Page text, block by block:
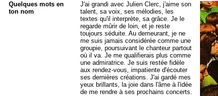
Quelques mots en
ton nom
J'ai grandi avec Julien Clerc, j'aime son
talent, sa voix, ses mélodies, les
textes qu'il interprète, sa grâce. Je le
regarde mûrir de loin, et je reste
toujours séduite. Au demeurant, je ne
me suis jamais considérée comme une
groupie, poursuivant le chanteur partout
où il va. Je me qualifierais plus comme
une admiratrice. Je suis restée fidèle
aux rendez-vous, impatiente d'écouter
ses dernières créations. J'ai gardé mes
yeux brillants, la joie dans l'âme à l'idée
de me rendre à ses prochains concerts.